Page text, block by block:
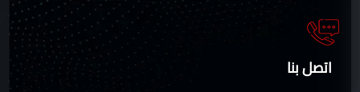
اتصل بنا